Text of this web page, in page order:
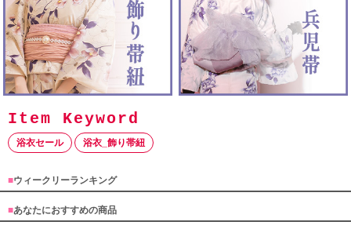
浴衣セール 浴衣_飾り帯紐
■ウィークリーランキング
■あなたにおすすめの商品